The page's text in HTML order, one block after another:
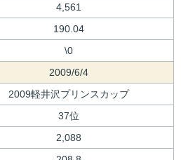
4,561
190.04
\0
2009/6/4
2009軽井沢プリンスカップ
37位
2,088